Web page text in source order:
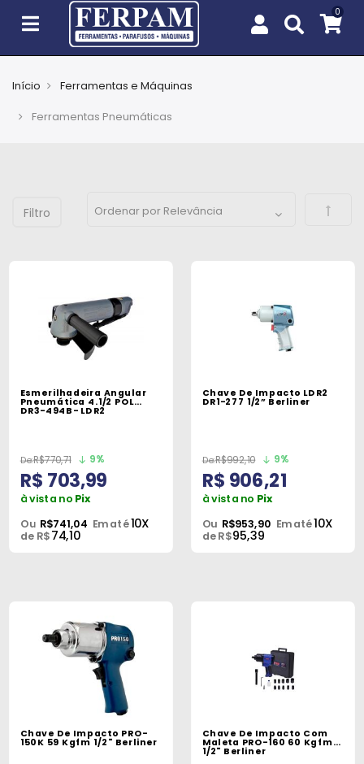
EPIs
Ferramentas
Iluminação
de
Construção
Materiais
Elétricos
Pneumáticos
Peças
Início Ferramentas e Máquinas
Ferramentas Pneumáticas
Esmerilhadeira Angular
Pneumática 4.1/2 POL
DR3-494B- LDR2
R$770,71 9%
R$ 703,99
à vista no Pix
Ou R$741,04 Em até10X
de R$74,10
Chave De Impacto LDR2
DR1-277 1/2” Berliner
R$992,10 9%
R$ 906,21
à vista no Pix
Ou R$953,90 Em até10X
de R$95,39
Chave De Impacto PRO-
150K 59 Kgfm 1/2" Berliner
Chave De Impacto Com
Maleta PRO-160 60 Kgfm
1/2" Berliner